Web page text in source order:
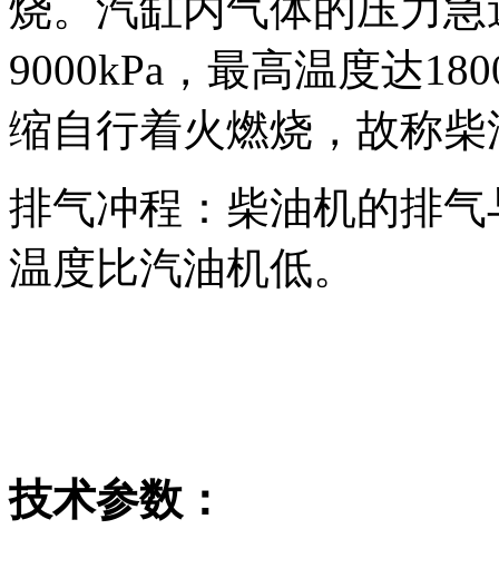
9000kPa，最高温度达
缩自行着火燃烧，故称
排气冲程：柴油机的排
温度比汽油机低。
技术参数：